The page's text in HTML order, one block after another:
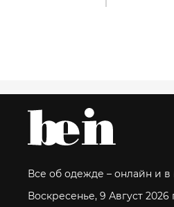
Все об одежде – онлайн и в
Воскресенье, 9 Август 2026